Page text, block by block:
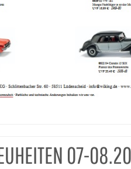
07-